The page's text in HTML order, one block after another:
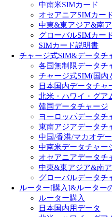
中南米SIMカード
オセアニアSIMカー
中東&東アジア&南
グローバルSIMカー
SIMカード説明書
チャージ式SIM&データチ
各国無制限データチ
チャージ式SIM(国內
日本国内データチャ
北米・ハワイ・グア
韓国データチャージ
ヨーロッパデータチ
東南アジアデータチ
中国/香港/マカオデ
中南米データチャー
オセアニアデータチ
中東&東アジア&南
グローバルデータチ
ルーター[購入]&ルーター
ルーター購入
日本国内用データ